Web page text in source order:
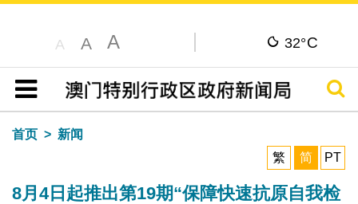
A A A 32°C
目录
搜寻
首页
新闻
繁
简 PT
8月4日起推出第19期“保障快速抗原自我检